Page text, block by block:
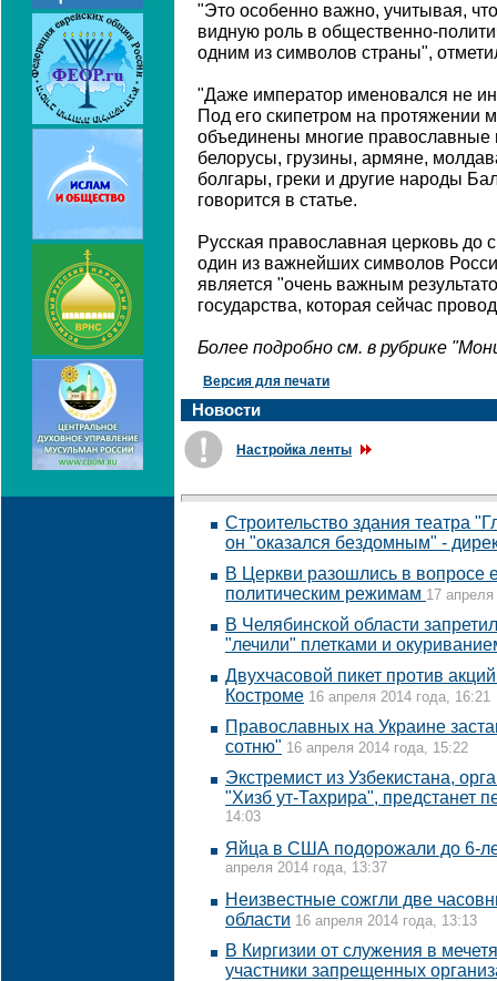
"Это особенно важно, учитывая,
видную роль в общественно-
одним из символов страны",
"Даже император именовался не
Под его скипетром на протяжении
объединены многие православные
белорусы, грузины, армяне,
болгары, греки и другие народы
говорится в статье.
Русская православная церковь до
один из важнейших символов
является "очень важным
государства, которая сейчас
Более подробно см. в рубрике
Версия для печати
Новости
Настройка ленты
Строительство здания театра
он "оказался бездомным" -
В Церкви разошлись в вопросе
политическим режимам 17
В Челябинской области
"лечили" плетками и
Двухчасовой пикет против
Костроме 16 апреля 2014 года, 16:21
Православных на Украине
сотню" 16 апреля 2014 года, 15:22
Экстремист из Узбекистана,
"Хизб ут-Тахрира", предстанет
14:03
Яйца в США подорожали до 6-
апреля 2014 года, 13:37
Неизвестные сожгли две
области 16 апреля 2014 года, 13:13
В Киргизии от служения в
участники запрещенных